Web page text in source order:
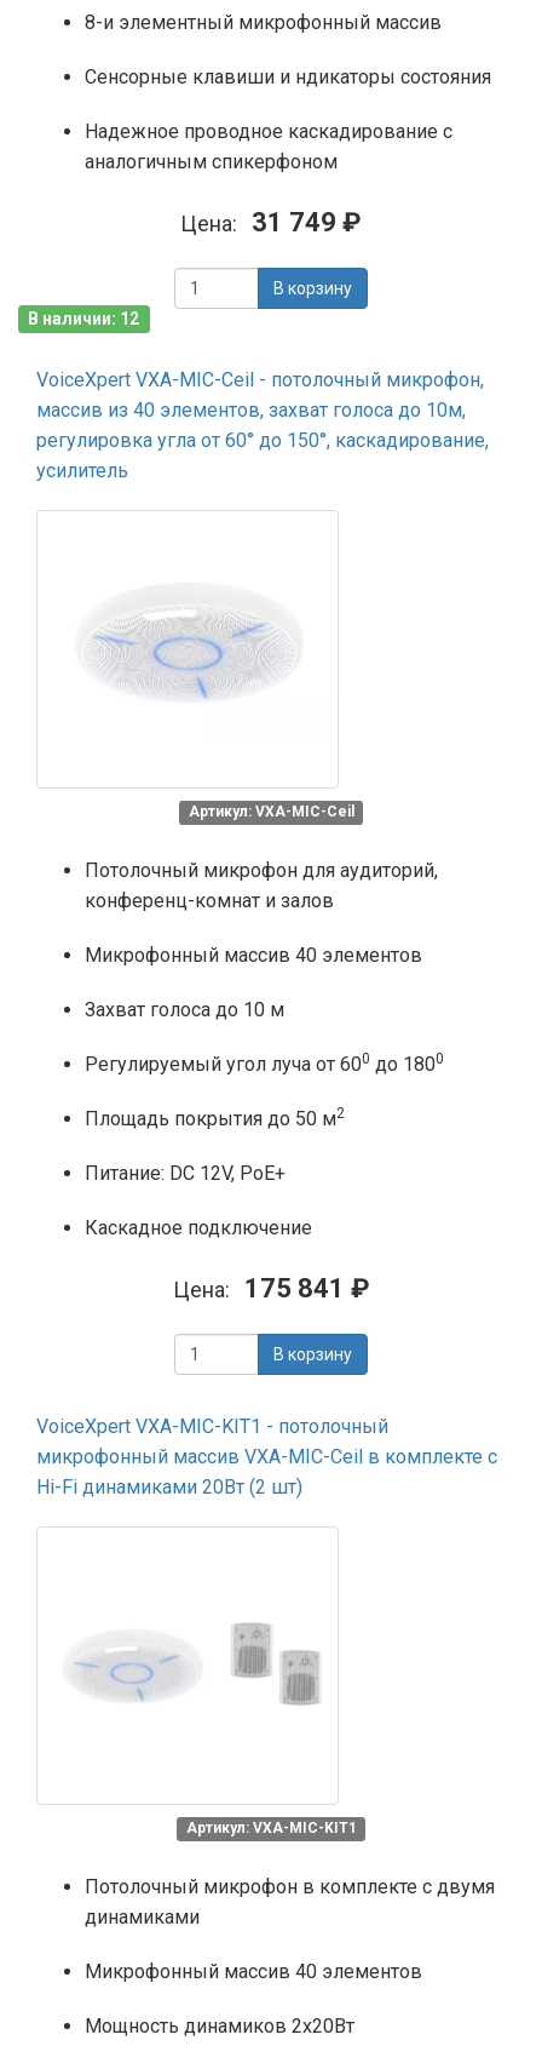
8-и элементный микрофонный массив
Сенсорные клавиши и ндикаторы состояния
Надежное проводное каскадирование с
аналогичным спикерфоном
Цена: 31 749 ₽
В корзину
В наличии: 12
VoiceXpert VXA-MIC-Ceil - потолочный микрофон,
массив из 40 элементов, захват голоса до 10м,
регулировка угла от 60° до 150°, каскадирование,
усилитель
Артикул: VXA-MIC-Ceil
Потолочный микрофон для аудиторий,
конференц-комнат и залов
Микрофонный массив 40 элементов
Захват голоса до 10 м
Регулируемый угол луча от 600 до 1800
Площадь покрытия до 50 м2
Питание: DC 12V, PoE+
Каскадное подключение
Цена: 175 841 ₽
В корзину
VoiceXpert VXA-MIC-KIT1 - потолочный
микрофонный массив VXA-MIC-Ceil в комплекте с
Hi-Fi динамиками 20Вт (2 шт)
Артикул: VXA-MIC-KIT1
Потолочный микрофон в комплекте с двумя
динамиками
Микрофонный массив 40 элементов
Мощность динамиков 2х20Вт